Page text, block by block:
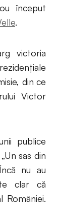
început
.
victoria
din ce
Victor
publice
sas din
nu au
clar că
României.